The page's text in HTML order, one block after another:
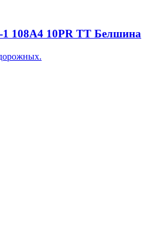
1 108A4 10PR TT Белшина